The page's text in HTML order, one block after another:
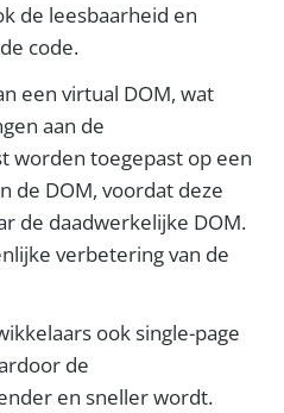
de leesbaarheid en
code.
een virtual DOM, wat
aan de
worden toegepast op een
de DOM, voordat deze
de daadwerkelijke DOM.
verbetering van de
ook single-page
de
en sneller wordt.